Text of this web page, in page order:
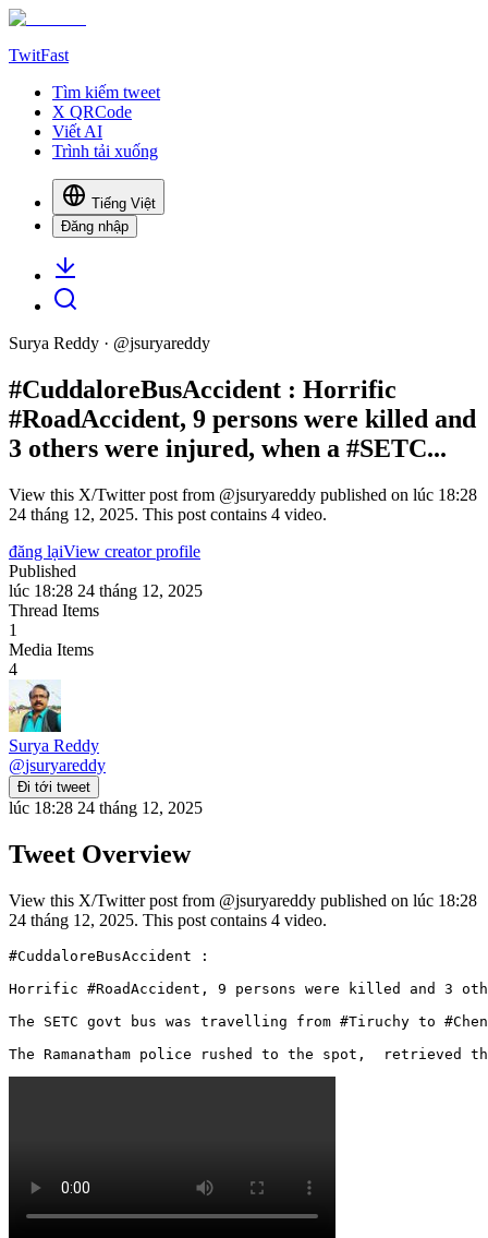
TwitFast
Tìm kiếm tweet
X QRCode
Viết AI
Trình tải xuống
Tiếng Việt
Đăng nhập
Surya Reddy · @jsuryareddy
#CuddaloreBusAccident : Horrific
#RoadAccident, 9 persons were killed and
3 others were injured, when a #SETC...
View this X/Twitter post from @jsuryareddy published on lúc 18:28
24 tháng 12, 2025. This post contains 4 video.
đăng lạiView creator profile
Published
lúc 18:28 24 tháng 12, 2025
Thread Items
1
Media Items
4
Surya Reddy
@jsuryareddy
Đi tới tweet
lúc 18:28 24 tháng 12, 2025
Tweet Overview
View this X/Twitter post from @jsuryareddy published on lúc 18:28
24 tháng 12, 2025. This post contains 4 video.
#CuddaloreBusAccident :
Horrific #RoadAccident, 9 persons were killed and 3
The SETC govt bus was travelling from #Tiruchy to
The Ramanatham police rushed to the spot,  retrieved